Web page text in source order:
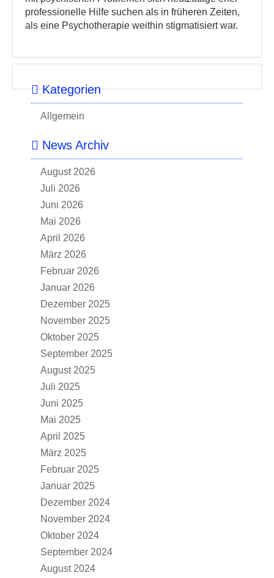
professionelle Hilfe suchen als in früheren Zeiten,
als eine Psychotherapie weithin stigmatisiert war.
Kategorien
Allgemein
News Archiv
August 2026
Juli 2026
Juni 2026
Mai 2026
April 2026
März 2026
Februar 2026
Januar 2026
Dezember 2025
November 2025
Oktober 2025
September 2025
August 2025
Juli 2025
Juni 2025
Mai 2025
April 2025
März 2025
Februar 2025
Januar 2025
Dezember 2024
November 2024
Oktober 2024
September 2024
August 2024